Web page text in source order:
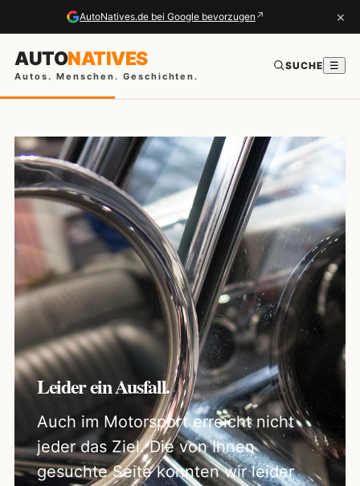
AutoNatives.de bei Google bevorzugen ↗ ×
AUTONATIVES
Autos. Menschen. Geschichten.
SUCHE ☰
Leider ein Ausfall.
Auch im Motorsport erreicht nicht
jeder das Ziel. Die von Ihnen
gesuchte Seite konnten wir leider